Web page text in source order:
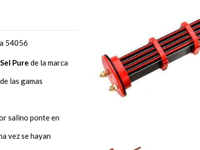
54056
Sel Pure de la marca
las gamas
salino ponte en
vez se hayan